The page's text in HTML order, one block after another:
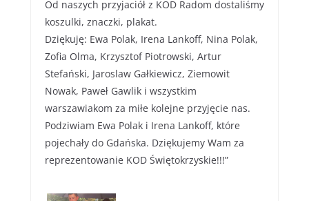
Od naszych przyjaciół z KOD Radom dostaliśmy
koszulki, znaczki, plakat.
Dziękuję: Ewa Polak, Irena Lankoff, Nina Polak,
Zofia Olma, Krzysztof Piotrowski, Artur
Stefański, Jaroslaw Gałkiewicz, Ziemowit
Nowak, Paweł Gawlik i wszystkim
warszawiakom za miłe kolejne przyjęcie nas.
Podziwiam Ewa Polak i Irena Lankoff, które
pojechały do Gdańska. Dziękujemy Wam za
reprezentowanie KOD Świętokrzyskie!!!”